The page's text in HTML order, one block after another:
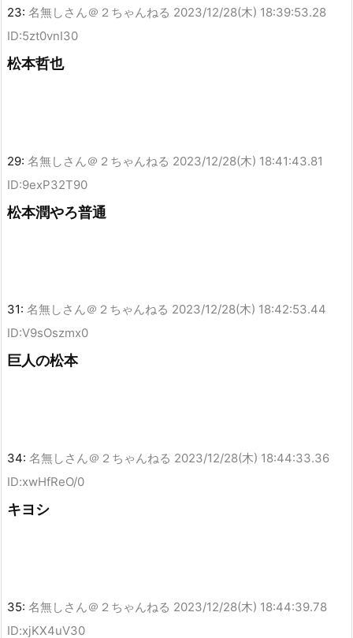
23: 名無しさん＠２ちゃんねる 2023/12/28(木) 18:39:53.28
ID:5zt0vnI30
松本哲也
29: 名無しさん＠２ちゃんねる 2023/12/28(木) 18:41:43.81
ID:9exP32T90
松本潤やろ普通
31: 名無しさん＠２ちゃんねる 2023/12/28(木) 18:42:53.44
ID:V9sOszmx0
巨人の松本
34: 名無しさん＠２ちゃんねる 2023/12/28(木) 18:44:33.36
ID:xwHfReO/0
キヨシ
35: 名無しさん＠２ちゃんねる 2023/12/28(木) 18:44:39.78
ID:xjKX4uV30